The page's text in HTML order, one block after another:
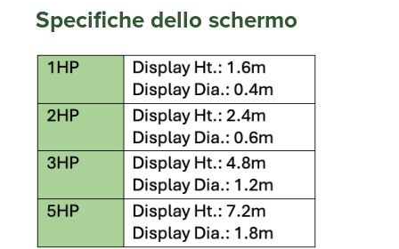
Specifiche dello schermo